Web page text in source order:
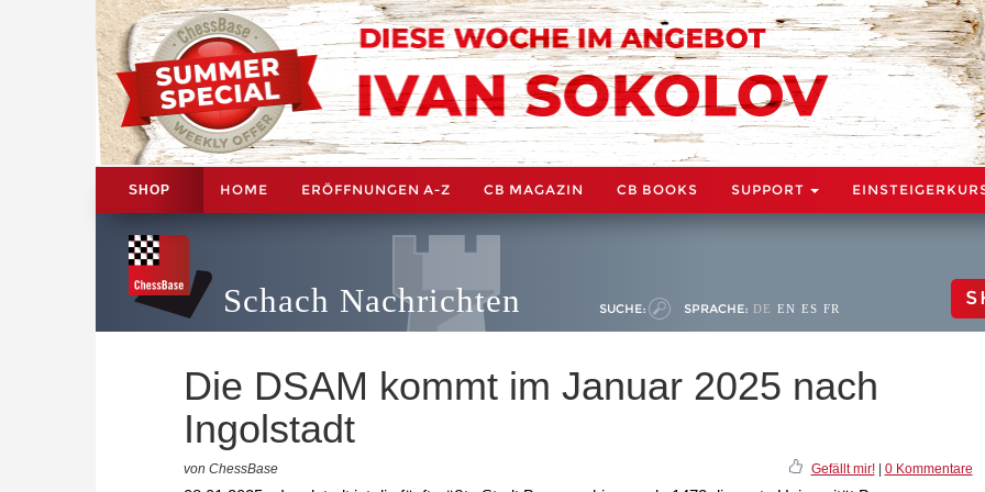
SHOP HOME ERÖFFNUNGEN A-Z CB MAGAZIN CB BOOKS SUPPORT
Schach Nachrichten SUCHE: SPRACHE: DE EN ES FR
Die DSAM kommt im Januar 2025 nach
Ingolstadt
von ChessBase Gefällt mir!| 0 Kommentare